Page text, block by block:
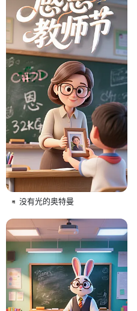
没有光的奥特曼